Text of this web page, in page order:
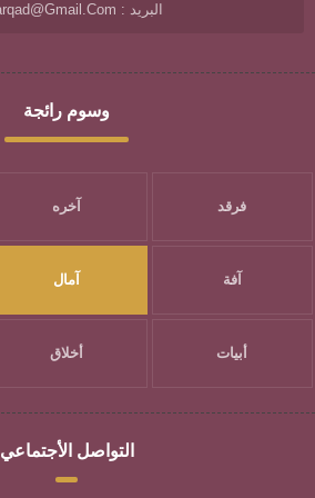
البريد : Taifarqad@gmail.com
وسوم رائجة
فرقد آخره
آفة آمال
أبيات أخلاق
التواصل الأجتماعي